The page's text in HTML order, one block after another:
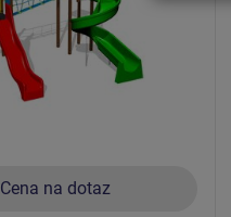
Cena na dotaz